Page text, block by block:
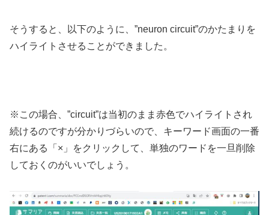
そうすると、以下のように、”neuron circuit”のかたまりを
ハイライトさせることができました。
※この場合、”circuit”は当初のまま赤色でハイライトされ
続けるのですが分かりづらいので、キーワード画面の一番
右にある「×」をクリックして、単独のワードを一旦削除
しておくのがいいでしょう。